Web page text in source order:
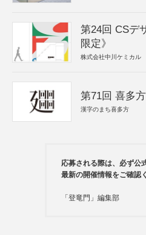
第24回 CSデ
限定》
株式会社中川ケミカル
第71回 喜多
漢字のまち喜多方
応募される際は、必ず公
最新の開催情報をご確認
「登竜門」編集部